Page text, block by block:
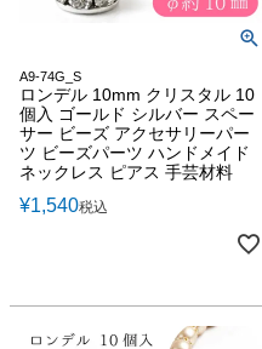
A9-74G_S
ロンデル 10mm クリスタル 10
個入 ゴールド シルバー スペー
サー ビーズ アクセサリーパー
ツ ビーズパーツ ハンドメイド
ネックレス ピアス 手芸材料
¥1,540税込